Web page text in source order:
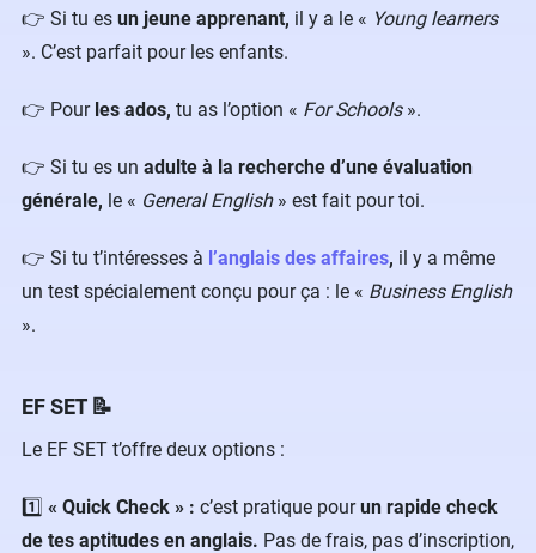
👉 Si tu es un jeune apprenant, il y a le « Young learners
». C’est parfait pour les enfants.
👉 Pourles ados, tu as l’option « For Schools».
👉 Si tu es un adulte à la recherche d’une évaluation
générale, le « General English » est fait pour toi.
👉 Si tu t’intéresses à l’anglais des affaires, il y a même
un test spécialement conçu pour ça : le « Business English
».
EF SET 📝
Le EF SET t’offre deux options :
1️⃣ « Quick Check » : c’est pratique pourun rapide check
de tes aptitudes en anglais. Pas de frais, pas d’inscription,